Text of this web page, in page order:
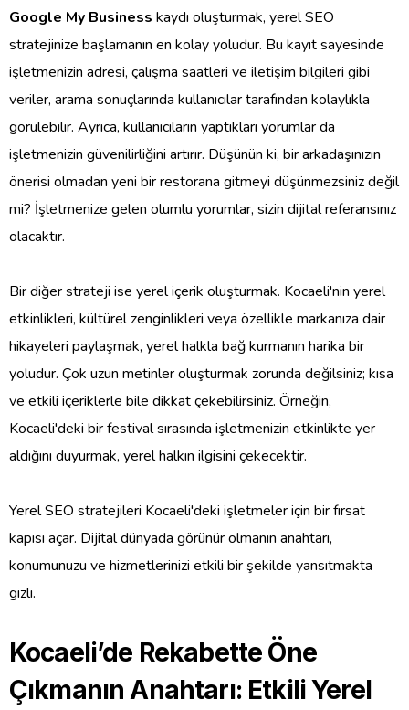
Google My Business kaydı oluşturmak, yerel SEO
stratejinize başlamanın en kolay yoludur. Bu kayıt sayesinde
işletmenizin adresi, çalışma saatleri ve iletişim bilgileri gibi
veriler, arama sonuçlarında kullanıcılar tarafından kolaylıkla
görülebilir. Ayrıca, kullanıcıların yaptıkları yorumlar da
işletmenizin güvenilirliğini artırır. Düşünün ki, bir arkadaşınızın
önerisi olmadan yeni bir restorana gitmeyi düşünmezsiniz değil
mi? İşletmenize gelen olumlu yorumlar, sizin dijital referansınız
olacaktır.
Bir diğer strateji ise yerel içerik oluşturmak. Kocaeli'nin yerel
etkinlikleri, kültürel zenginlikleri veya özellikle markanıza dair
hikayeleri paylaşmak, yerel halkla bağ kurmanın harika bir
yoludur. Çok uzun metinler oluşturmak zorunda değilsiniz; kısa
ve etkili içeriklerle bile dikkat çekebilirsiniz. Örneğin,
Kocaeli'deki bir festival sırasında işletmenizin etkinlikte yer
aldığını duyurmak, yerel halkın ilgisini çekecektir.
Yerel SEO stratejileri Kocaeli'deki işletmeler için bir fırsat
kapısı açar. Dijital dünyada görünür olmanın anahtarı,
konumunuzu ve hizmetlerinizi etkili bir şekilde yansıtmakta
gizli.
Kocaeli’de Rekabette Öne
Çıkmanın Anahtarı: Etkili Yerel